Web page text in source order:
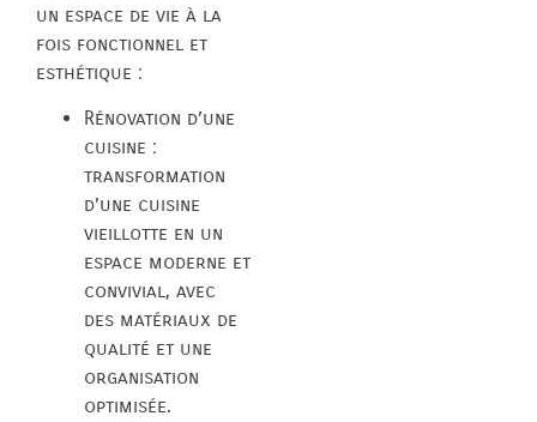
un espace de vie à la
fois fonctionnel et
esthétique :
Rénovation d’une
cuisine :
transformation
d’une cuisine
vieillotte en un
espace moderne et
convivial, avec
des matériaux de
qualité et une
organisation
optimisée.